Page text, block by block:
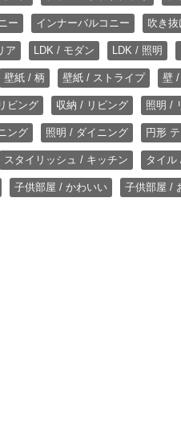
ー インナーバルコニー 吹き
ア LDK / モダン LDK / 照明
壁紙 / 柄 壁紙 / ストライプ 壁
ビング 収納 / リビング 照明 /
ング 照明 / ダイニング 円形
スタイリッシュ / キッチン タイル
子供部屋 / かわいい 子供部屋 /